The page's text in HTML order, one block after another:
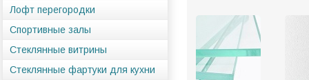
Лофт перегородки
Спортивные залы
Стеклянные витрины
Стеклянные фартуки для кухни